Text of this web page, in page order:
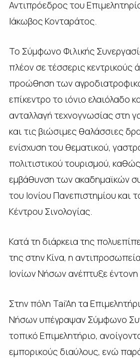
Αντιπρόεδρος του
Ιάκωβος Κονταράτος.
Το Σύμφωνο Φιλικής
πλέον σε τέσσερις κεντρικούς
προώθηση των
επίκεντρο το ιόνιο ελαιόλαδο
ανταλλαγή τεχνογνωσίας στη
και τις βιώσιμες θαλάσσιες
ενίσχυση του θεματικού,
πολιτιστικού τουρισμού,
εμβάθυνση των ακαδημαϊκών
του Ιονίου Πανεπιστημίου και
Κέντρου Σινολογίας.
Κατά τη διάρκεια της
της στην Κίνα, η
Ιονίων Νήσων ανέπτυξε έντονη
Στην πόλη Tai’An τα
Νήσων υπέγραψαν Σύμφωνο
τοπικό Επιμελητήριο,
εμπορικούς διαύλους, ενώ